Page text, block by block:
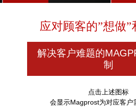
应对顾客的”想做”
解决客户难题的
制
点击上述图标
会显示Magprost为对应客户